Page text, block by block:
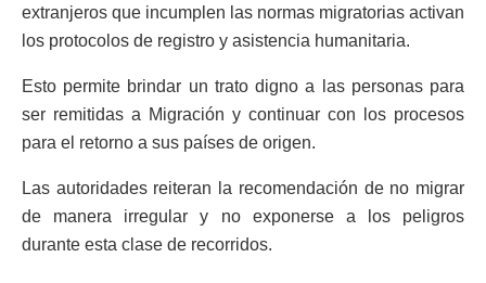
extranjeros que incumplen las normas migratorias activan
los protocolos de registro y asistencia humanitaria.
Esto permite brindar un trato digno a las personas para
ser remitidas a Migración y continuar con los procesos
para el retorno a sus países de origen.
Las autoridades reiteran la recomendación de no migrar
de manera irregular y no exponerse a los peligros
durante esta clase de recorridos.